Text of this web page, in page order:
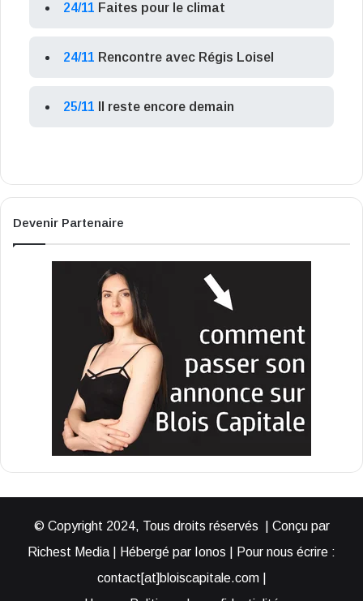
24/11 Faites pour le climat
24/11 Rencontre avec Régis Loisel
25/11 Il reste encore demain
Devenir Partenaire
© Copyright 2024, Tous droits réservés | Conçu par
Richest Media | Hébergé par Ionos | Pour nous écrire :
contact[at]bloiscapitale.com |